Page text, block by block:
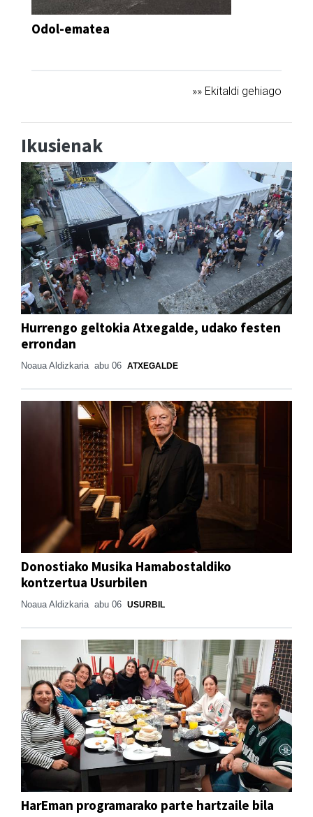
Odol-ematea
»» Ekitaldi gehiago
Ikusienak
Hurrengo geltokia Atxegalde, udako festen
errondan
Noaua Aldizkaria abu 06 ATXEGALDE
Donostiako Musika Hamabostaldiko
kontzertua Usurbilen
Noaua Aldizkaria abu 06 USURBIL
HarEman programarako parte hartzaile bila